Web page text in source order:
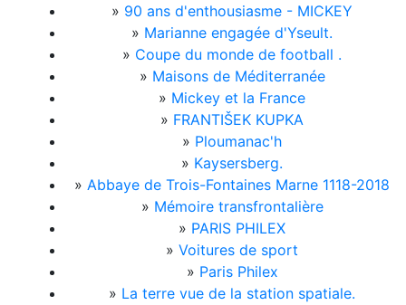
» 90 ans d'enthousiasme - MICKEY
» Marianne engagée d'Yseult.
» Coupe du monde de football .
» Maisons de Méditerranée
» Mickey et la France
» FRANTIŠEK KUPKA
» Ploumanac'h
» Kaysersberg.
» Abbaye de Trois-Fontaines Marne 1118-2018
» Mémoire transfrontalière
» PARIS PHILEX
» Voitures de sport
» Paris Philex
» La terre vue de la station spatiale.